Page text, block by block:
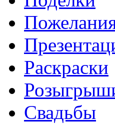
Раскраски
Свадьбы